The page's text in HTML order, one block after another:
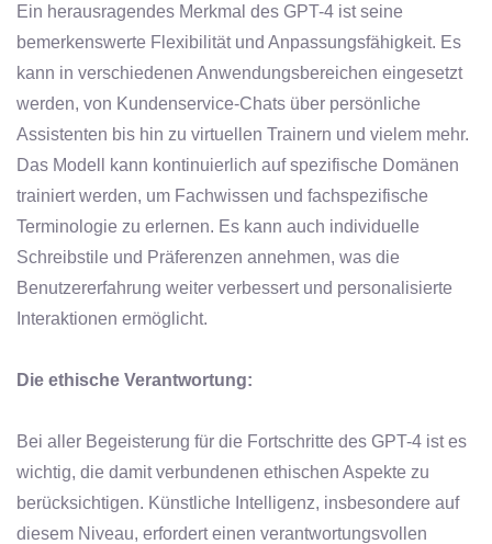
Ein herausragendes Merkmal des GPT-4 ist seine
bemerkenswerte Flexibilität und Anpassungsfähigkeit. Es
kann in verschiedenen Anwendungsbereichen eingesetzt
werden, von Kundenservice-Chats über persönliche
Assistenten bis hin zu virtuellen Trainern und vielem mehr.
Das Modell kann kontinuierlich auf spezifische Domänen
trainiert werden, um Fachwissen und fachspezifische
Terminologie zu erlernen. Es kann auch individuelle
Schreibstile und Präferenzen annehmen, was die
Benutzererfahrung weiter verbessert und personalisierte
Interaktionen ermöglicht.
Die ethische Verantwortung:
Bei aller Begeisterung für die Fortschritte des GPT-4 ist es
wichtig, die damit verbundenen ethischen Aspekte zu
berücksichtigen. Künstliche Intelligenz, insbesondere auf
diesem Niveau, erfordert einen verantwortungsvollen